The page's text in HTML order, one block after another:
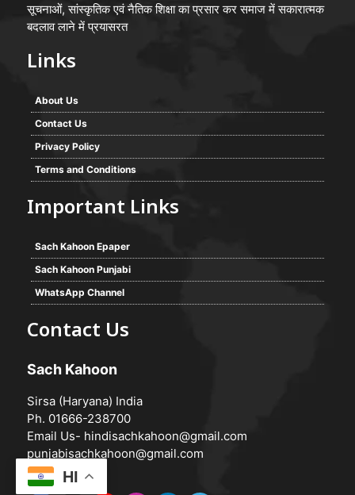
सूचनाओं, सांस्कृतिक एवं नैतिक शिक्षा का प्रसार कर समाज में सकारात्मक
बदलाव लाने में प्रयासरत
Links
About Us
Contact Us
Privacy Policy
Terms and Conditions
Important Links
Sach Kahoon Epaper
Sach Kahoon Punjabi
WhatsApp Channel
Contact Us
Sach Kahoon
Sirsa (Haryana) India
Ph. 01666-238700
Email Us- hindisachkahoon@gmail.com
punjabisachkahoon@gmail.com
HI